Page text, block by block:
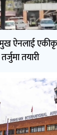
ऐनलाई
तर्जुमा तयारी